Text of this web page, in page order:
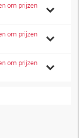
om prijzen
om prijzen
om prijzen